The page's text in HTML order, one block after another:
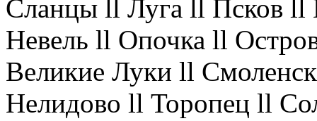
Сланцы ll Луга ll Псков
Невель ll Опочка ll
Великие Луки ll
Нелидово ll Торопец ll